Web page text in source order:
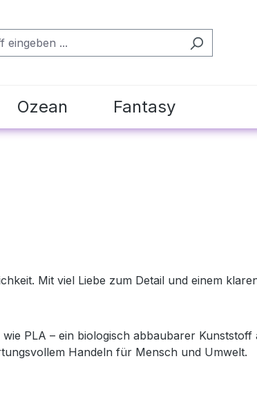
Ozean Fantasy
Mit viel Liebe zum Detail und einem
PLA – ein biologisch abbaubarer
Handeln für Mensch und Umwelt.